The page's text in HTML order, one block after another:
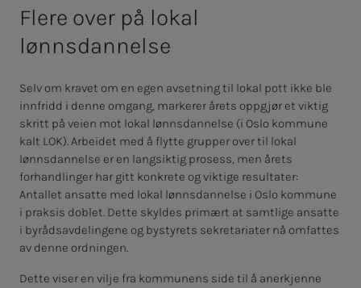
Flere over på lokal
lønnsdannelse
Selv om kravet om en egen avsetning til lokal pott ikke ble
innfridd i denne omgang, markerer årets oppgjør et viktig
skritt på veien mot lokal lønnsdannelse (i Oslo kommune
kalt LOK). Arbeidet med å flytte grupper over til lokal
lønnsdannelse er en langsiktig prosess, men årets
forhandlinger har gitt konkrete og viktige resultater:
Antallet ansatte med lokal lønnsdannelse i Oslo kommune
i praksis doblet. Dette skyldes primært at samtlige ansatte
i byrådsavdelingene og bystyrets sekretariater nå omfattes
av denne ordningen.
Dette viser en vilje fra kommunens side til å anerkjenne